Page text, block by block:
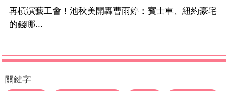
再槓演藝工會！池秋美開轟曹雨婷：賓士車、紐約豪宅
的錢哪...
關鍵字